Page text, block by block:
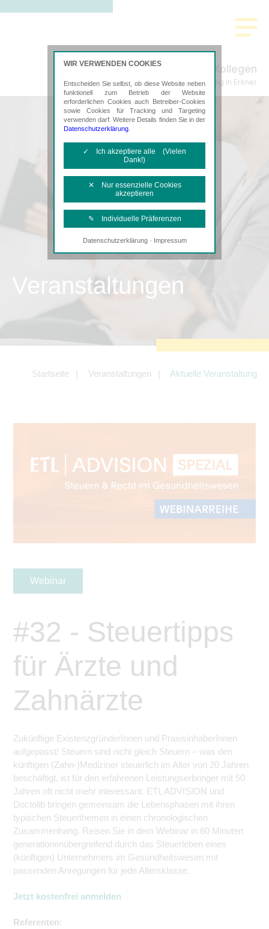
Schenke, Plachta & Kollegen
Steuerberatung in Erkner
Veranstaltungen
Startseite Veranstaltungen Aktuelle Veranstaltung
Webinar
#32 - Steuertipps
für Ärzte und
Zahnärzte
Zukünftige ExistenzgründerInnen und PraxisinhaberInnen
aufgepasst! Steuern sind nicht gleich Steuern – was den
künftigen (Zahn-)Mediziner steuerlich im Alter von 20 Jahren
beschäftigt, ist für den erfahrenen Leistungserbringer mit 50
Jahren oft nicht mehr interessant. ETL ADVISION und
Doctolib bringen gemeinsam die Lebensphasen mit ihren
typischen Steuerthemen in einen chronologischen
Zusammenhang. Reisen Sie in dem Webinar in 60 Minuten
generationenübergreifend durch das Steuerleben eines
(künftigen) Unternehmers im Gesundheitswesen mit
passenden Anregungen für jede Altersklasse.
Jetzt kostenfrei anmelden
Referenten:
WIR VERWENDEN COOKIES
Entscheiden Sie selbst, ob diese Website neben
funktionell zum Betrieb der Website
erforderlichen Cookies auch Betreiber-Cookies
sowie Cookies für Tracking und Targeting
verwenden darf. Weitere Details finden Sie in der
Datenschutzerklärung
✓ Ich akzeptiere alle (Vielen
Dank!)
✕ Nur essenzielle Cookies
akzeptieren
✎ Individuelle Präferenzen
Notwendige Cookies
Diese Cookies sind erforderlich, um die
Tracking- und Targeting-Cookies
Angebotes einschließlich der
Angeboten von z.B. Facebook und
LinkedIn.
Datenschutzerklärung· Impressum